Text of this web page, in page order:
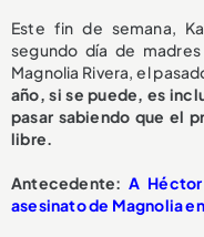
Este fin de semana,
segundo día de
Magnolia Rivera, el
año, si se puede, es
pasar sabiendo que el
libre.
Antecedente:A
asesinato de Magnolia